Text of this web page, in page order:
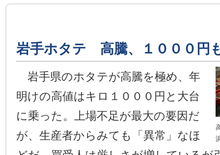
岩手ホタテ 高騰、１０００円
岩手県のホタテが高騰を極め、年
明けの高値はキロ１０００円と大台
に乗った。上場不足が最大の要因だ
が、生産者からみても「異常」なほ